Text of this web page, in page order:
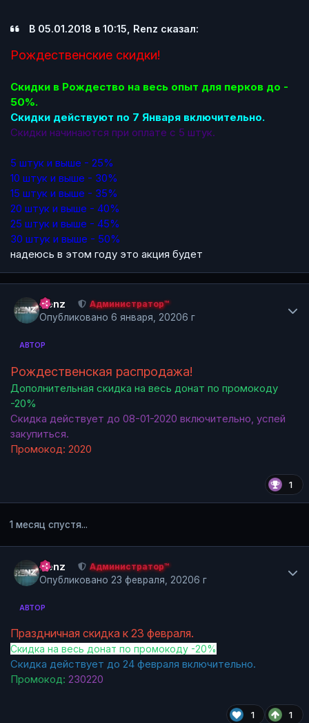
В 05.01.2018 в 10:15, Renz сказал:
Рождественские скидки!
Скидки в Рождество на весь опыт для перков до -
50%.
Скидки действуют по 7 Января включительно.
Скидки начинаются при оплате с 5 штук.
5 штук и выше - 25%
10 штук и выше - 30%
15 штук и выше - 35%
20 штук и выше - 40%
25 штук и выше - 45%
30 штук и выше - 50%
надеюсь в этом году это акция будет
Renz Администратор™
Опубликовано 6 января, 20206 г
АВТОР
Рождественская распродажа!
Дополнительная скидка на весь донат по промокоду
-20%
Скидка действует до 08-01-2020 включительно, успей
закупиться.
Промокод: 2020
1
1 месяц спустя...
Renz Администратор™
Опубликовано 23 февраля, 20206 г
АВТОР
Праздничная скидка к 23 февраля.
Скидка на весь донат по промокоду -20%
Скидка действует до 24 февраля включительно.
Промокод: 230220
1 1